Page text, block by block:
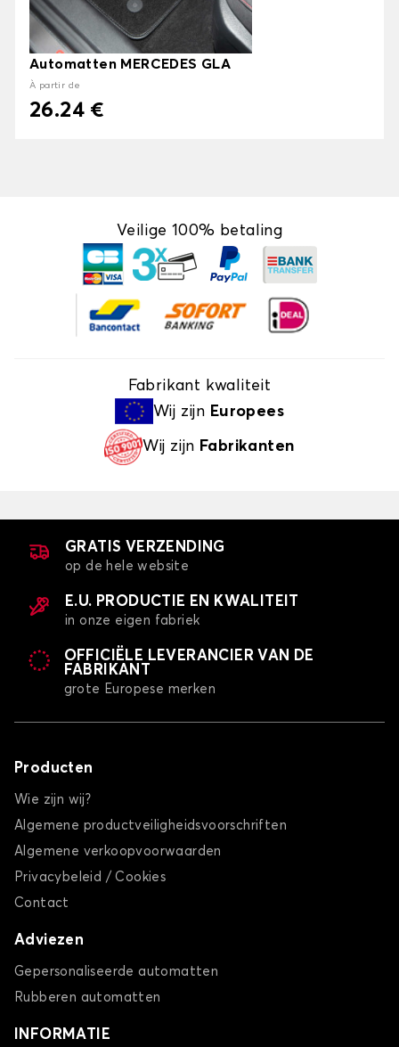
Automatten MERCEDES GLA
À partir de
26.24 €
Veilige 100% betaling
Fabrikant kwaliteit
Wij zijn Europees
Wij zijn Fabrikanten
GRATIS VERZENDING
op de hele website
E.U. PRODUCTIE EN KWALITEIT
in onze eigen fabriek
OFFICIËLE LEVERANCIER VAN DE
FABRIKANT
grote Europese merken
Producten
Wie zijn wij?
Algemene productveiligheidsvoorschriften
Algemene verkoopvoorwaarden
Privacybeleid / Cookies
Contact
Adviezen
Gepersonaliseerde automatten
Rubberen automatten
INFORMATIE